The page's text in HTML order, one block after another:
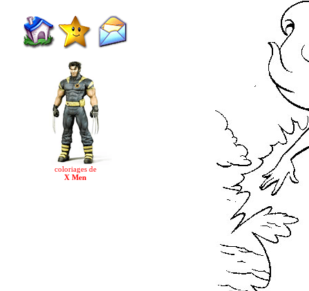
coloriages de
X Men